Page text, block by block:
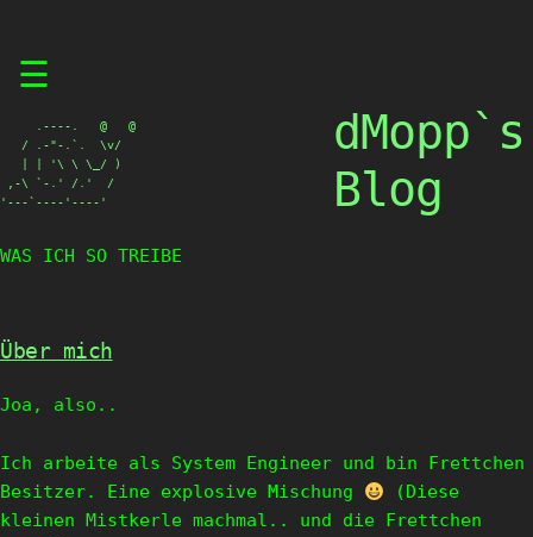
☰
     .----.   @   @
   / .-"-.`.  \v/
   | | '\ \ \_/ )
,-\ `-.' /.'  /
'---`----'----'
dMopp`s
Blog
WAS ICH SO TREIBE
Über mich
Joa, also..
Ich arbeite als System Engineer und bin Frettchen
Besitzer. Eine explosive Mischung
(Diese
kleinen Mistkerle machmal.. und die Frettchen